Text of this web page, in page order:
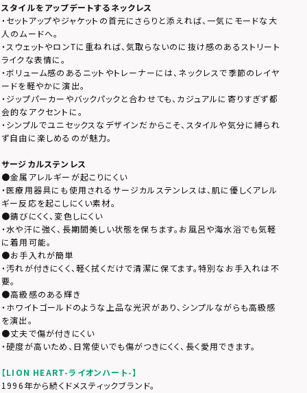
スタイルをアップデートするネックレス
・セットアップやジャケットの首元にさらりと添えれば、一気にモードな大
人のムードへ。
・スウェットやロンTに重ねれば、気取らないのに抜け感のあるストリート
ライクな表情に。
・ボリューム感のあるニットやトレーナーには、ネックレスで季節のレイヤ
ードを軽やかに演出。
・ジップパーカーやバックパックと合わせても、カジュアルに寄りすぎず都
会的なアクセントに。
・シンプルでユニセックスなデザインだからこそ、スタイルや気分に縛られ
ず自由に楽しめるのが魅力。
サージカルステンレス
●金属アレルギーが起こりにくい
・医療用器具にも使用されるサージカルステンレスは、肌に優しくアレル
ギー反応を起こしにくい素材。
●錆びにくく、変色しにくい
・水や汗に強く、長期間美しい状態を保ちます。お風呂や海水浴でも気軽
に着用可能。
●お手入れが簡単
・汚れが付きにくく、軽く拭くだけで清潔に保てます。特別なお手入れは不
要。
●高級感のある輝き
・ホワイトゴールドのような上品な光沢があり、シンプルながらも高級感
を演出。
●丈夫で傷が付きにくい
・硬度が高いため、日常使いでも傷がつきにくく、長く愛用できます。
【LION HEART-ライオンハート-】
1996年から続くドメスティックブランド。